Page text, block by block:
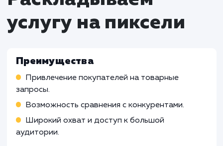
настройки Яндекс
Маркета
Работа Специалиста по
рекламе
Подготовка и запуск рекламных кампаний в
Яндекс.Директ, связанных с Яндекс Маркет